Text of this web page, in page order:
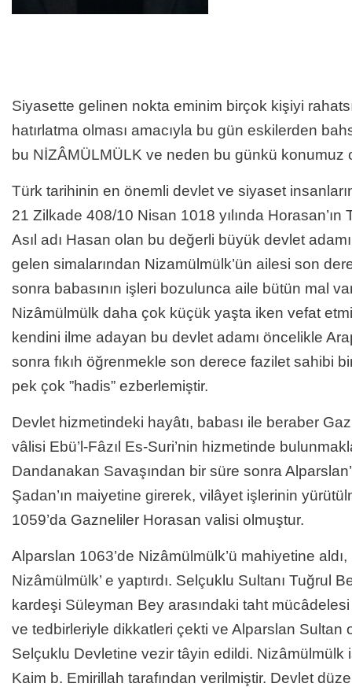
Siyasette gelinen nokta eminim birçok kişiyi
hatırlatma olması amacıyla bu gün eskilerden
bu NİZÂMÜLMÜLK ve neden bu günkü konumuz
Türk tarihinin en önemli devlet ve siyaset
21 Zilkade 408/10 Nisan 1018 yılında
Asıl adı Hasan olan bu değerli büyük devlet
gelen simalarından Nizamülmülk’ün ailesi son
sonra babasının işleri bozulunca aile bütün mal
Nizâmülmülk daha çok küçük yaşta iken vefat
kendini ilme adayan bu devlet adamı öncelikle
sonra fıkıh öğrenmekle son derece fazilet sahibi
pek çok ”hadis” ezberlemiştir.
Devlet hizmetindeki hayâtı, babası ile beraber
vâlisi Ebü’l-Fâzıl Es-Suri’nin hizmetinde
Dandanakan Savaşından bir süre sonra
Şadan’ın maiyetine girerek, vilâyet işlerinin
1059’da Gazneliler Horasan valisi olmuştur.
Alparslan 1063’de Nizâmülmülk’ü mahiyetine
Nizâmülmülk’ e yaptırdı. Selçuklu Sultanı Tuğrul
kardeşi Süleyman Bey arasındaki taht
ve tedbirleriyle dikkatleri çekti ve Alparslan Sultan
Selçuklu Devletine vezir tâyin edildi. Nizâmülmülk
Kaim b. Emirillah tarafından verilmiştir. Devlet